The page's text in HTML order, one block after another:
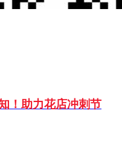
！助力花店冲刺节